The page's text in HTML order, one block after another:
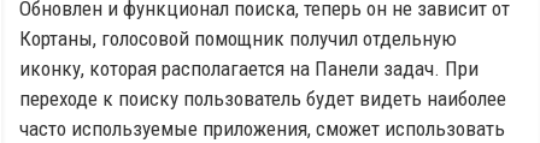
Обновлен и функционал поиска, теперь он не зависит от
Кортаны, голосовой помощник получил отдельную
иконку, которая располагается на Панели задач. При
переходе к поиску пользователь будет видеть наиболее
часто используемые приложения, сможет использовать